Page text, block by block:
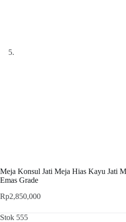
Meja Konsul Jati Meja Hias Kayu Jati
Emas Grade
Rp2,850,000
Stok 555